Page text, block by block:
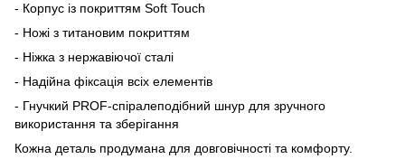
- Корпус із покриттям Soft Touch
- Ножі з титановим покриттям
- Ніжка з нержавіючої сталі
- Надійна фіксація всіх елементів
- Гнучкий PROF-спіралеподібний шнур для зручного
використання та зберігання
Кожна деталь продумана для довговічності та комфорту.